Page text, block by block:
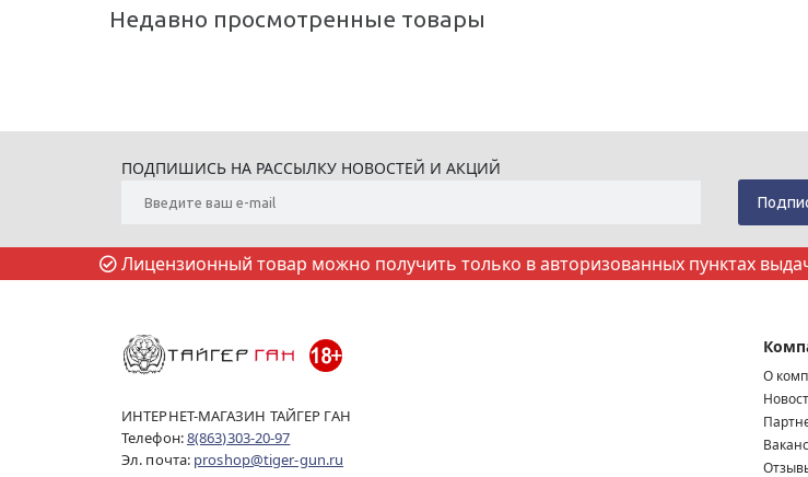
Недавно просмотренные товары
ПОДПИШИСЬ НА РАССЫЛКУ НОВОСТЕЙ И АКЦИЙ
Лицензионный товар можно получить только в авторизованных пунктах
ИНТЕРНЕТ-МАГАЗИН ТАЙГЕР ГАН
Телефон:8(863)303-20-97
Эл. почта: proshop@tiger-gun.ru
О